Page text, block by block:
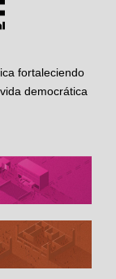
fortaleciendo
democrática